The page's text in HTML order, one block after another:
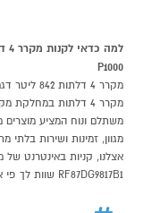
P1000
מגוון, זמינות ושירות
RF87DG9817B1 שוות לך פי אלף!